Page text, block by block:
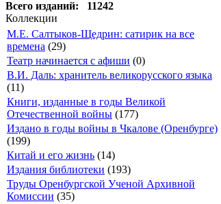
Всего изданий: 11242
Коллекции
М.Е. Салтыков-Щедрин: сатирик на все
времена (29)
Театр начинается с афиши (0)
В.И. Даль: хранитель великорусского языка
(11)
Книги, изданные в годы Великой
Отечественной войны (177)
Издано в годы войны в Чкалове (Оренбурге)
(199)
Китай и его жизнь (14)
Издания библиотеки (193)
Труды Оренбургской Ученой Архивной
Комиссии (35)